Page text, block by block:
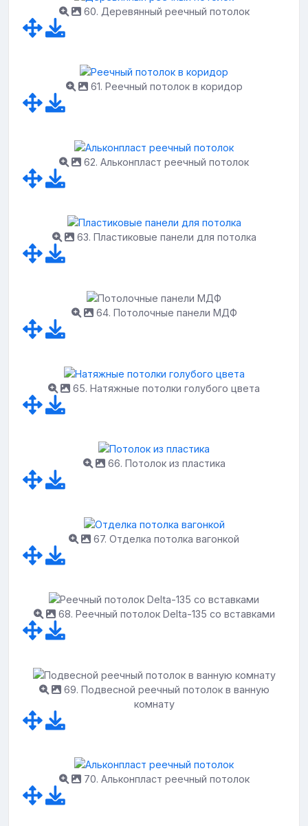
60. Деревянный реечный потолок
61. Реечный потолок в коридор
62. Альконпласт реечный потолок
63. Пластиковые панели для потолка
64. Потолочные панели МДФ
65. Натяжные потолки голубого цвета
66. Потолок из пластика
67. Отделка потолка вагонкой
68. Реечный потолок Delta-135 со вставками
69. Подвесной реечный потолок в ванную
комнату
70. Альконпласт реечный потолок